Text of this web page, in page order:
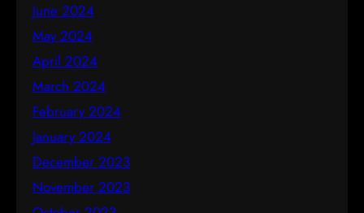
June 2024
May 2024
April 2024
March 2024
February 2024
January 2024
December 2023
November 2023